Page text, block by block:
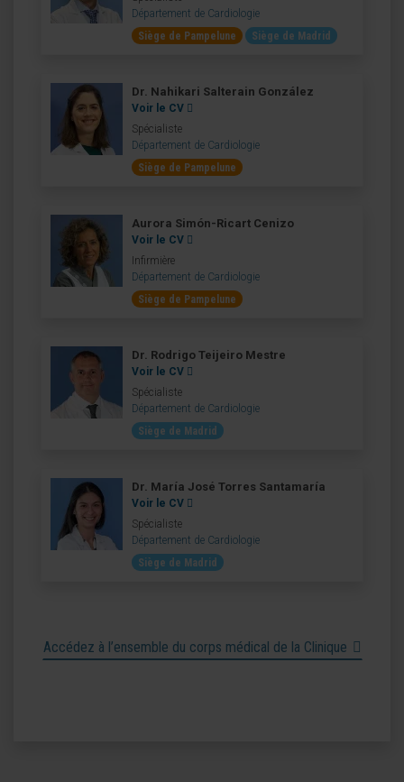
Département de Cardiologie
Siège de Pampelune
Siège de Madrid
Dr. Nahikari Salterain González
Voir le CV
Spécialiste
Département de Cardiologie
Siège de Pampelune
Aurora Simón-Ricart Cenizo
Voir le CV
Infirmière
Département de Cardiologie
Siège de Pampelune
Dr. Rodrigo Teijeiro Mestre
Voir le CV
Spécialiste
Département de Cardiologie
Siège de Madrid
Dr. María José Torres Santamaría
Voir le CV
Spécialiste
Département de Cardiologie
Siège de Madrid
Accédez à l’ensemble du corps médical de la Clinique